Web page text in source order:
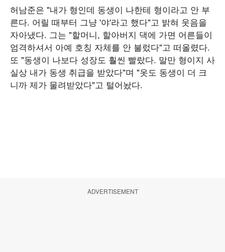
허남준은 "내가 형인데 동생이 나한테 형이라고 안 부
른다. 어릴 때부터 그냥 '야'라고 했다"고 밝혀 웃음을
자아냈다. 그는 "할머니, 할아버지 댁에 가면 어른들이
엄격하셔서 아예 호칭 자체를 안 불렀다"고 떠올렸다.
또 "동생이 나보다 성장도 훨씬 빨랐다. 말만 형이지 사
실상 내가 동생 취급을 받았다"며 "옷도 동생이 더 크
니까 제가 물려받았다"고 털어놨다.
ADVERTISEMENT